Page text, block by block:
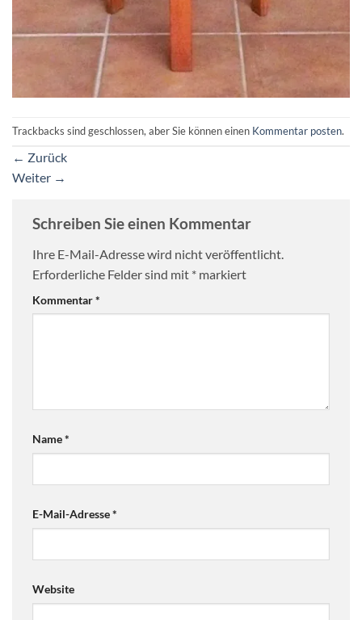
Trackbacks sind geschlossen, aber Sie können einen Kommentar posten.
← Zurück
Weiter →
Schreiben Sie einen Kommentar
Ihre E-Mail-Adresse wird nicht veröffentlicht.
Erforderliche Felder sind mit * markiert
Kommentar*
Name*
E-Mail-Adresse*
Website